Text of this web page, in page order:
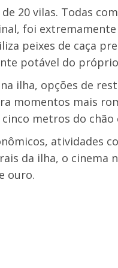
20 vilas. Todas
foi
peixes de caça
potável do
ilha, opções de
momentos mais
metros do chão
atividades
da ilha, o
ouro.